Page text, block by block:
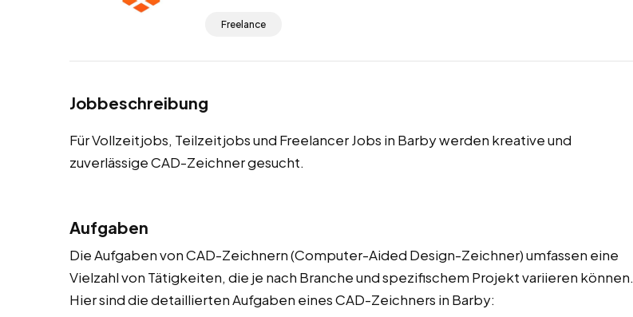
Freelance
Jobbeschreibung
Für Vollzeitjobs, Teilzeitjobs und Freelancer Jobs in Barby werden kreative und
zuverlässige CAD-Zeichner gesucht.
Aufgaben
Die Aufgaben von CAD-Zeichnern (Computer-Aided Design-Zeichner) umfassen eine
Vielzahl von Tätigkeiten, die je nach Branche und spezifischem Projekt variieren können.
Hier sind die detaillierten Aufgaben eines CAD-Zeichners in Barby: